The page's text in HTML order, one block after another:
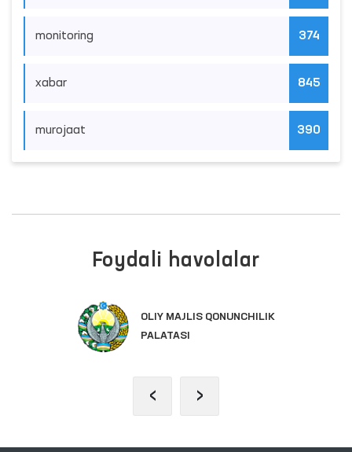
monitoring 374
xabar 845
murojaat 390
Foydali havolalar
OLIY MAJLIS QONUNCHILIK
PALATASI
‹ ›